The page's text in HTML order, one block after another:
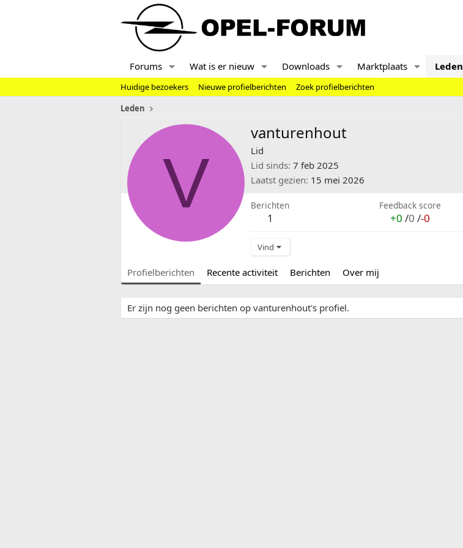
Forums Wat is er nieuw Downloads Marktplaats Leden
Huidige bezoekers Nieuwe profielberichten
Zoek profielberichten
Leden
V
vanturenhout
Lid
Lid sinds 7 feb 2025
Laatst gezien 15 mei 2026
Berichten
1
Feedback score
+0 /0 /-0
Vind
Profielberichten Recente activiteit Berichten Over mij
Er zijn nog geen berichten op vanturenhout's profiel.